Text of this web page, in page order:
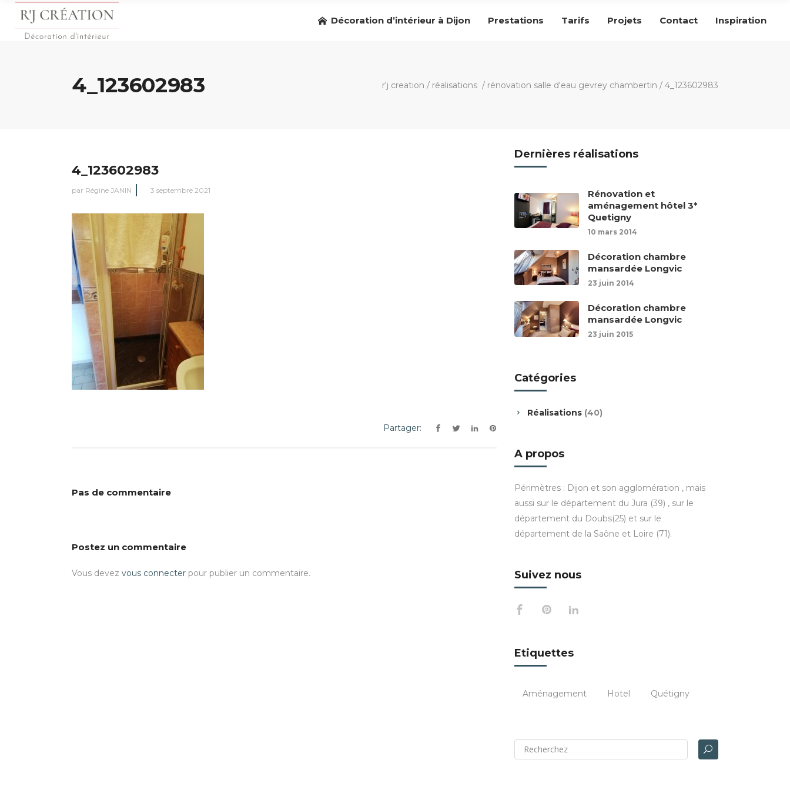
Décoration d’intérieur à Dijon Prestations Tarifs Projets Contact Inspiration
4_123602983 r'j creation / réalisations / rénovation salle d'eau gevrey chambertin / 4_123602983
4_123602983
par Régine JANIN 3 septembre 2021
Partager:
Pas de commentaire
Postez un commentaire
Vous devez vous connecter pour publier un commentaire.
Dernières réalisations
Rénovation et
aménagement hôtel 3*
Quetigny
10 mars 2014
Décoration chambre
mansardée Longvic
23 juin 2014
Décoration chambre
mansardée Longvic
23 juin 2015
Catégories
Réalisations (40)
A propos
Périmètres : Dijon et son agglomération , mais
aussi sur le département du Jura (39) , sur le
département du Doubs(25) et sur le
département de la Saône et Loire (71).
Suivez nous
Etiquettes
Aménagement Hotel Quétigny